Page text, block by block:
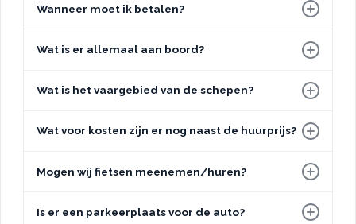
Wanneer moet ik betalen?
Wat is er allemaal aan boord?
Wat is het vaargebied van de schepen?
Wat voor kosten zijn er nog naast de huurprijs?
Mogen wij fietsen meenemen/huren?
Is er een parkeerplaats voor de auto?